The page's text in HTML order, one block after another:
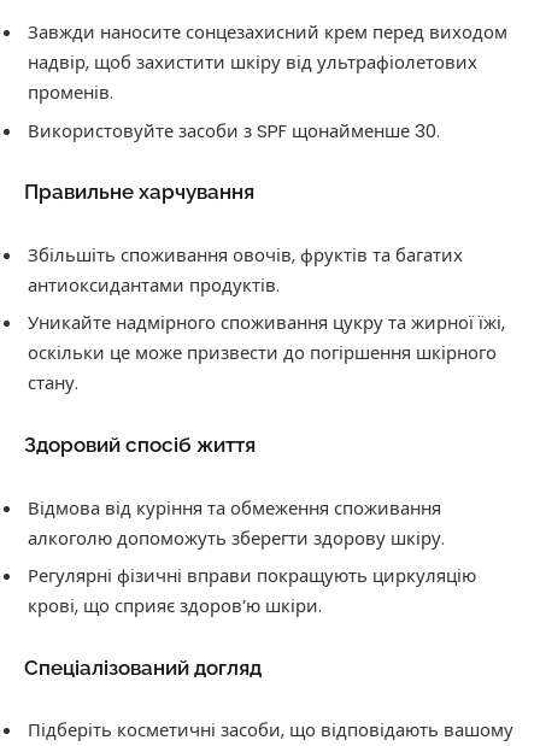
Завжди наносите сонцезахисний крем перед виходом
надвір, щоб захистити шкіру від ультрафіолетових
променів.
Використовуйте засоби з SPF щонайменше 30.
Правильне харчування
Збільшіть споживання овочів, фруктів та багатих
антиоксидантами продуктів.
Уникайте надмірного споживання цукру та жирної їжі,
оскільки це може призвести до погіршення шкірного
стану.
Здоровий спосіб життя
Відмова від куріння та обмеження споживання
алкоголю допоможуть зберегти здорову шкіру.
Регулярні фізичні вправи покращують циркуляцію
крові, що сприяє здоров’ю шкіри.
Спеціалізований догляд
Підберіть косметичні засоби, що відповідають вашому